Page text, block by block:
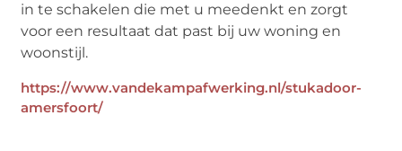
in te schakelen die met u meedenkt en zorgt
voor een resultaat dat past bij uw woning en
woonstijl.
https://www.vandekampafwerking.nl/stukadoor-
amersfoort/